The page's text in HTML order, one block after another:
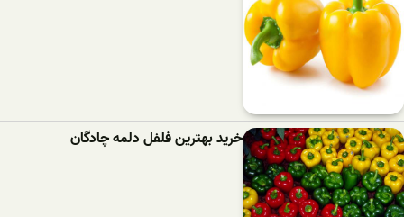
خرید بهترین فلفل دلمه‌ چادگان